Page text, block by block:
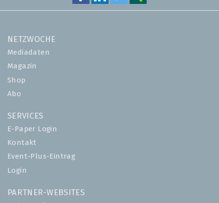
NETZWOCHE
Mediadaten
Magazin
Shop
Abo
SERVICES
E-Paper Login
Kontakt
Event-Plus-Eintrag
Login
PARTNER-WEBSITES